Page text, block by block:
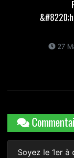
27
Soyez le 1er